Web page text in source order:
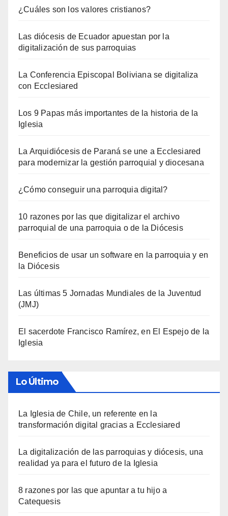
¿Cuáles son los valores cristianos?
Las diócesis de Ecuador apuestan por la
digitalización de sus parroquias
La Conferencia Episcopal Boliviana se digitaliza
con Ecclesiared
Los 9 Papas más importantes de la historia de la
Iglesia
La Arquidiócesis de Paraná se une a Ecclesiared
para modernizar la gestión parroquial y diocesana
¿Cómo conseguir una parroquia digital?
10 razones por las que digitalizar el archivo
parroquial de una parroquia o de la Diócesis
Beneficios de usar un software en la parroquia y en
la Diócesis
Las últimas 5 Jornadas Mundiales de la Juventud
(JMJ)
El sacerdote Francisco Ramírez, en El Espejo de la
Iglesia
Lo Último
La Iglesia de Chile, un referente en la
transformación digital gracias a Ecclesiared
La digitalización de las parroquias y diócesis, una
realidad ya para el futuro de la Iglesia
8 razones por las que apuntar a tu hijo a
Catequesis